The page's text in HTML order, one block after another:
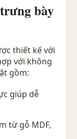
bày
thiết kế với
với không
gồm:
giúp dễ
từ gỗ MDF,